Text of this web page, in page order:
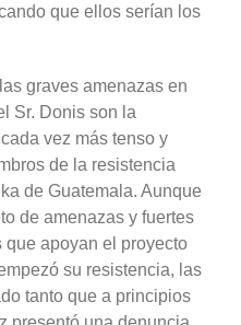
que ellos serían los
graves amenazas en
Sr. Donis son la
vez más tenso y
de la resistencia
de Guatemala. Aunque
de amenazas y fuertes
apoyan el proyecto
su resistencia, las
tanto que a principios